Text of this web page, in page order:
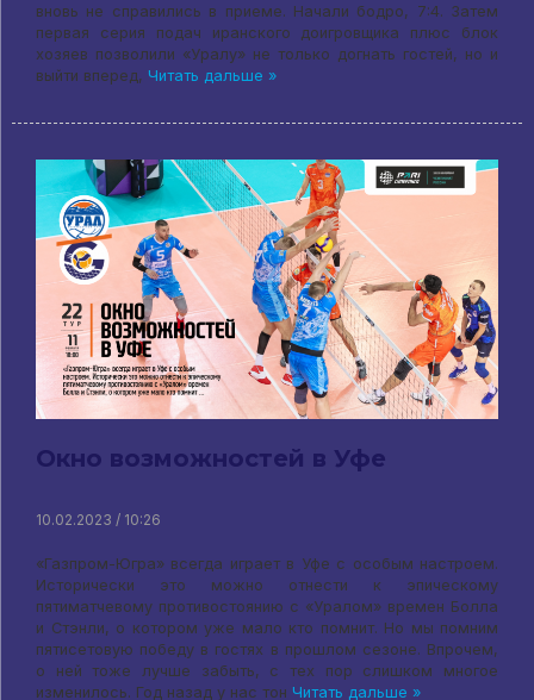
вновь не справились в приеме. Начали бодро, 7:4. Затем
первая серия подач иранского доигровщика плюс блок
хозяев позволили «Уралу» не только догнать гостей, но и
выйти вперед, Читать дальше »
Окно возможностей в Уфе
10.02.2023 / 10:26
«Газпром-Югра» всегда играет в Уфе с особым настроем.
Исторически это можно отнести к эпическому
пятиматчевому противостоянию с «Уралом» времен Болла
и Стэнли, о котором уже мало кто помнит. Но мы помним
пятисетовую победу в гостях в прошлом сезоне. Впрочем,
о ней тоже лучше забыть, с тех пор слишком многое
изменилось. Год назад у нас тон Читать дальше »